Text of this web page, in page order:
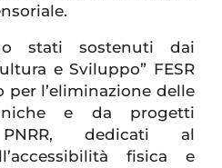
stati sostenuti dai
e Sviluppo” FESR
per l’eliminazione delle
e da progetti
dedicati al
fisica e